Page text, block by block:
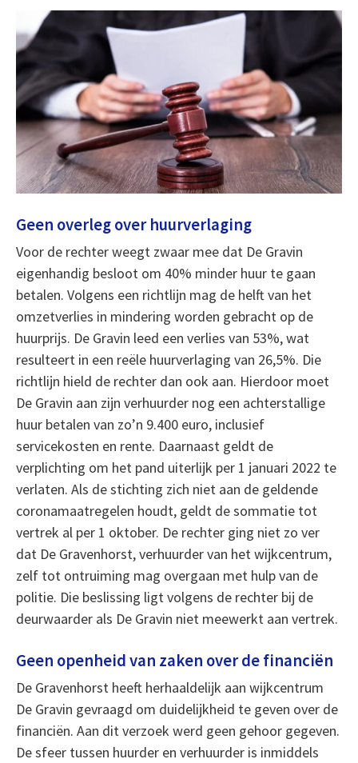
Geen overleg over huurverlaging
Voor de rechter weegt zwaar mee dat De Gravin
eigenhandig besloot om 40% minder huur te gaan
betalen. Volgens een richtlijn mag de helft van het
omzetverlies in mindering worden gebracht op de
huurprijs. De Gravin leed een verlies van 53%, wat
resulteert in een reële huurverlaging van 26,5%. Die
richtlijn hield de rechter dan ook aan. Hierdoor moet
De Gravin aan zijn verhuurder nog een achterstallige
huur betalen van zo’n 9.400 euro, inclusief
servicekosten en rente. Daarnaast geldt de
verplichting om het pand uiterlijk per 1 januari 2022 te
verlaten. Als de stichting zich niet aan de geldende
coronamaatregelen houdt, geldt de sommatie tot
vertrek al per 1 oktober. De rechter ging niet zo ver
dat De Gravenhorst, verhuurder van het wijkcentrum,
zelf tot ontruiming mag overgaan met hulp van de
politie. Die beslissing ligt volgens de rechter bij de
deurwaarder als De Gravin niet meewerkt aan vertrek.
Geen openheid van zaken over de financiën
De Gravenhorst heeft herhaaldelijk aan wijkcentrum
De Gravin gevraagd om duidelijkheid te geven over de
financiën. Aan dit verzoek werd geen gehoor gegeven.
De sfeer tussen huurder en verhuurder is inmiddels